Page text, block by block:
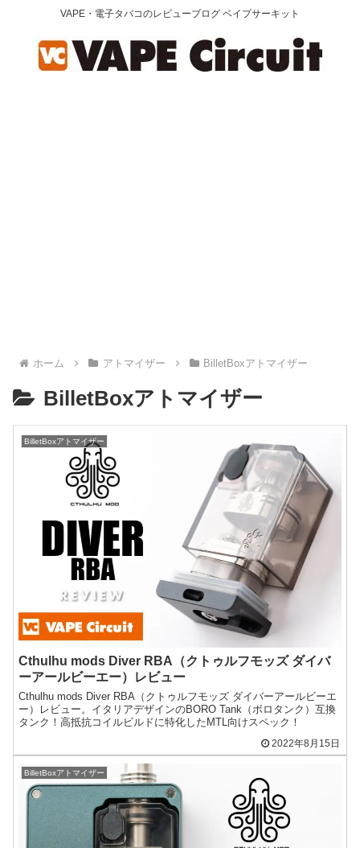
VAPE・電子タバコのレビューブログ ベイプサーキット
ホーム アトマイザー BilletBoxアトマイザー
BilletBoxアトマイザー
BilletBoxアトマイザー
Cthulhu mods Diver RBA（クトゥルフモッズ ダイバ
ーアールビーエー）レビュー
Cthulhu mods Diver RBA（クトゥルフモッズ ダイバーアールビーエ
ー）レビュー。イタリアデザインのBORO Tank（ボロタンク）互換
タンク！高抵抗コイルビルドに特化したMTL向けスペック！
2022年8月15日
BilletBoxアトマイザー